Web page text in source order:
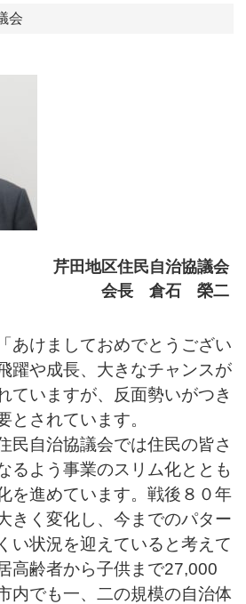
会
芹田地区住民自治協議会
会長 倉石 榮二
あけましておめでとうござい
躍や成長、大きなチャンスが
ていますが、反面勢いがつき
とされています。
民自治協議会では住民の皆さ
るよう事業のスリム化ととも
を進めています。戦後８０年
きく変化し、今までのパター
い状況を迎えていると考えて
高齢者から子供まで27,000
内でも一、二の規模の自治体